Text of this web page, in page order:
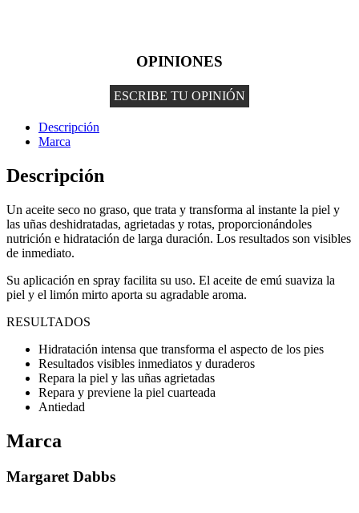
OPINIONES
ESCRIBE TU OPINIÓN
Descripción
Marca
Descripción
Un aceite seco no graso, que trata y transforma al instante la piel y
las uñas deshidratadas, agrietadas y rotas, proporcionándoles
nutrición e hidratación de larga duración. Los resultados son visibles
de inmediato.
Su aplicación en spray facilita su uso. El aceite de emú suaviza la
piel y el limón mirto aporta su agradable aroma.
RESULTADOS
Hidratación intensa que transforma el aspecto de los pies
Resultados visibles inmediatos y duraderos
Repara la piel y las uñas agrietadas
Repara y previene la piel cuarteada
Antiedad
Marca
Margaret Dabbs